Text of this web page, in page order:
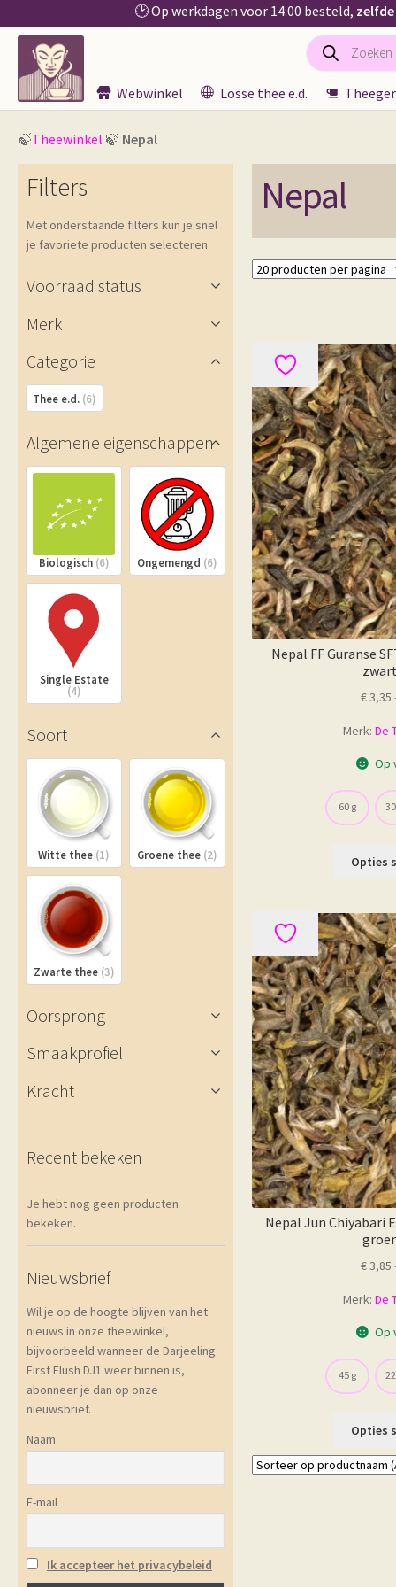
🕑 Op werkdagen voor 14:00 besteld,
Ga
door
naar
navigatie
Ga
naar
inhoud
Producten
zoeken
Webwinkel Losse thee e.d.
🍃Theewinkel 🍃 Nepal
Nepal
Nepal FF Guranse
€3,35
Merk: De
Op
60 g
Opties
Nepal Jun Chiyabari
€3,85
Merk: De
Op
45 g
Opties
Filters
Met onderstaande filters kun je snel
je favoriete producten selecteren.
Voorraad status
Merk
Categorie
Thee e.d. (6)
Algemene eigenschappen
Biologisch (6) Ongemengd (6)
Single Estate
(4)
Soort
Witte thee (1) Groene thee (2)
Zwarte thee (3)
Oorsprong
Smaakprofiel
Kracht
Recent bekeken
Je hebt nog geen producten
bekeken.
Nieuwsbrief
Wil je op de hoogte blijven van het
nieuws in onze theewinkel,
bijvoorbeeld wanneer de Darjeeling
First Flush DJ1 weer binnen is,
abonneer je dan op onze
nieuwsbrief.
Naam
E-mail
Ik accepteer het privacybeleid